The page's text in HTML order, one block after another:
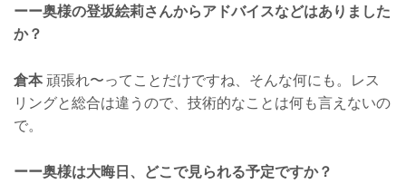
ーー奥様の登坂絵莉さんからアドバイスなどはありました
か？
倉本頑張れ〜ってことだけですね、そんな何にも。レス
リングと総合は違うので、技術的なことは何も言えないの
で。
ーー奥様は大晦日、どこで見られる予定ですか？